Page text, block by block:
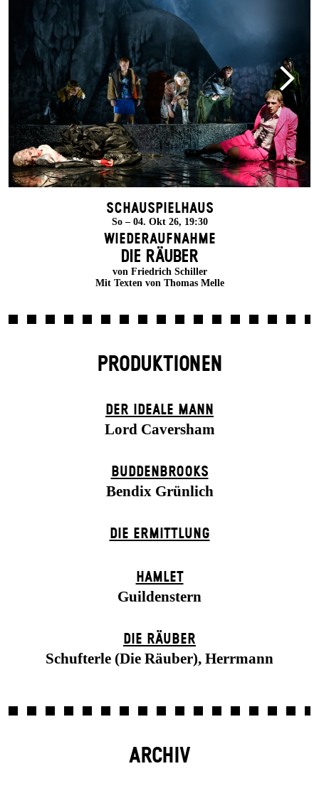
Schauspielhaus
So – 04. Okt 26, 19:30
Wiederaufnahme
DIE RÄUBER
von Friedrich Schiller
Mit Texten von Thomas Melle
PRODUKTIONEN
DER IDEALE MANN
Lord Caversham
BUDDENBROOKS
Bendix Grünlich
DIE ERMITTLUNG
HAMLET
Guildenstern
DIE RÄUBER
Schufterle (Die Räuber), Herrmann
ARCHIV